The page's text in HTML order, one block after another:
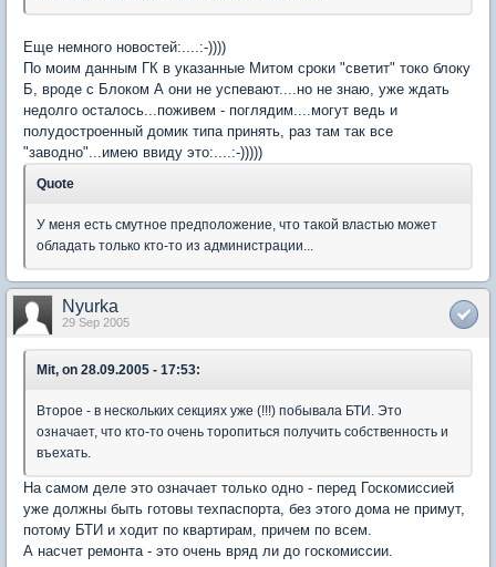
Еще немного новостей:....:-))))
По моим данным ГК в указанные Митом сроки "светит" токо блоку
Б, вроде с Блоком А они не успевают....но не знаю, уже ждать
недолго осталось...поживем - поглядим....могут ведь и
полудостроенный домик типа принять, раз там так все
"заводно"...имею ввиду это:....:-)))))
Quote
У меня есть смутное предположение, что такой властью может
обладать только кто-то из администрации...
Nyurka
29 Sep 2005
Mit, on 28.09.2005 - 17:53:
Второе - в нескольких секциях уже (!!!) побывала БТИ. Это
означает, что кто-то очень торопиться получить собственность и
въехать.
На самом деле это означает только одно - перед Госкомиссией
уже должны быть готовы техпаспорта, без этого дома не примут,
потому БТИ и ходит по квартирам, причем по всем.
А насчет ремонта - это очень вряд ли до госкомиссии.